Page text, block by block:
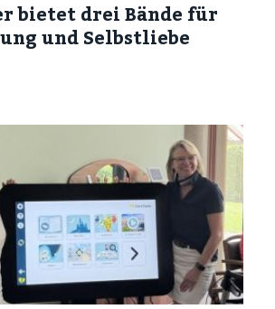
bietet drei Bände für
und Selbstliebe